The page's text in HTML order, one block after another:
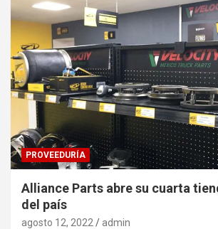
PROVEEDURÍA
Alliance Parts abre su cuarta
del país
agosto 12, 2022 admin